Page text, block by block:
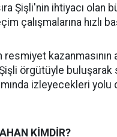
Şişli'nin ihtiyacı olan
çalışmalarına hızlı
resmiyet kazanmasının
Şişli örgütüyle
izleyecekleri yolu
KİMDİR?